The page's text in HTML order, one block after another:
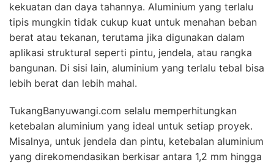
kekuatan dan daya tahannya. Aluminium yang terlalu
tipis mungkin tidak cukup kuat untuk menahan beban
berat atau tekanan, terutama jika digunakan dalam
aplikasi struktural seperti pintu, jendela, atau rangka
bangunan. Di sisi lain, aluminium yang terlalu tebal bisa
lebih berat dan lebih mahal.
TukangBanyuwangi.com selalu memperhitungkan
ketebalan aluminium yang ideal untuk setiap proyek.
Misalnya, untuk jendela dan pintu, ketebalan aluminium
yang direkomendasikan berkisar antara 1,2 mm hingga